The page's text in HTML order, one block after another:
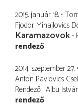
2015. január 18.
Fjodor Mihajlovics
Karamazovok
rendező
2014. szeptember 27.
Anton Pavlovics
Rendező Albu
rendező